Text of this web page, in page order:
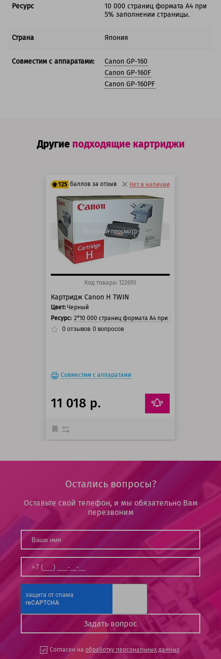
Ресурс
10 000 страниц формата А4 при
5% заполнении страницы.
Страна Япония
Совместим с аппаратами:
Canon GP-160
Canon GP-160F
Canon GP-160PF
Другие подходящие картриджи
125 баллов за отзыв
100 баллов
125 баллов
Нет в наличии
Быстрый просмотр
Код товара: 122693
Картридж Canon H TWIN
Цвет: Черный
Ресурс: 2*10 000 страниц формата А4 при 5% заполнении
0 отзывов 0 вопросов
Совместим с аппаратами
11 018 р.
Остались вопросы?
Оставьте свой телефон, и мы обязательно Вам
перезвоним
Согласен на обработку персональных данных